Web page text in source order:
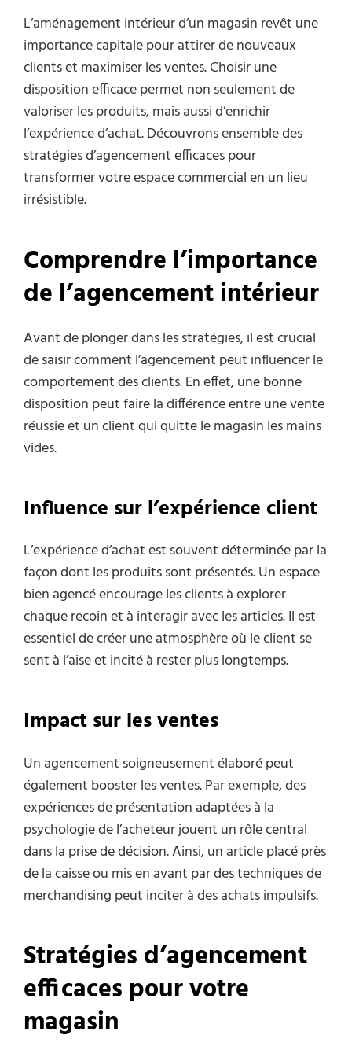
L’aménagement intérieur d’un magasin revêt une
importance capitale pour attirer de nouveaux
clients et maximiser les ventes. Choisir une
disposition efficace permet non seulement de
valoriser les produits, mais aussi d’enrichir
l’expérience d’achat. Découvrons ensemble des
stratégies d’agencement efficaces pour
transformer votre espace commercial en un lieu
irrésistible.
Comprendre l’importance
de l’agencement intérieur
Avant de plonger dans les stratégies, il est crucial
de saisir comment l’agencement peut influencer le
comportement des clients. En effet, une bonne
disposition peut faire la différence entre une vente
réussie et un client qui quitte le magasin les mains
vides.
Influence sur l’expérience client
L’expérience d’achat est souvent déterminée par la
façon dont les produits sont présentés. Un espace
bien agencé encourage les clients à explorer
chaque recoin et à interagir avec les articles. Il est
essentiel de créer une atmosphère où le client se
sent à l’aise et incité à rester plus longtemps.
Impact sur les ventes
Un agencement soigneusement élaboré peut
également booster les ventes. Par exemple, des
expériences de présentation adaptées à la
psychologie de l’acheteur jouent un rôle central
dans la prise de décision. Ainsi, un article placé près
de la caisse ou mis en avant par des techniques de
merchandising peut inciter à des achats impulsifs.
Stratégies d’agencement
efficaces pour votre
magasin